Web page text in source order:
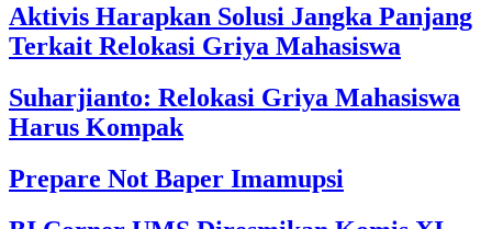
Aktivis Harapkan Solusi Jangka Panjang
Terkait Relokasi Griya Mahasiswa
Suharjianto: Relokasi Griya Mahasiswa
Harus Kompak
Prepare Not Baper Imamupsi